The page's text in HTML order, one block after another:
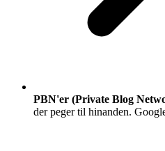
PBN'er (Private Blog
der peger til hinanden.